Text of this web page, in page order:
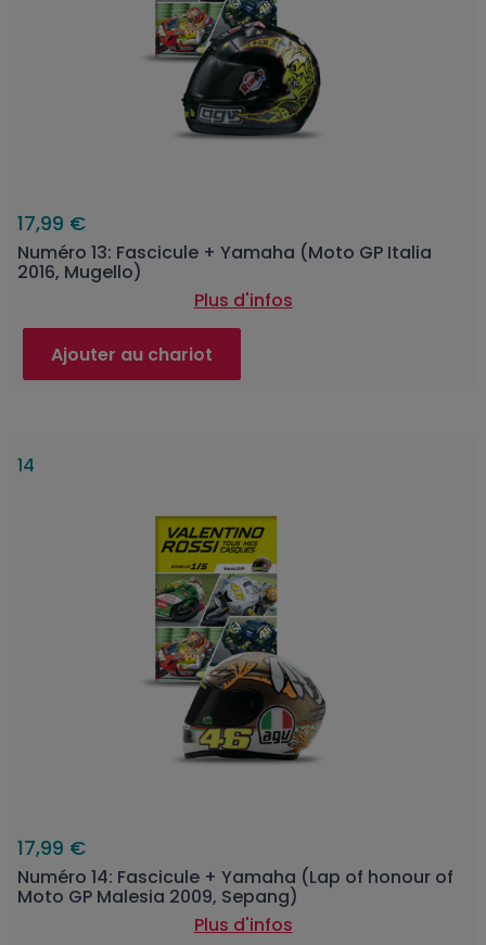
17,99 €
Numéro 13: Fascicule + Yamaha (Moto GP Italia
2016, Mugello)
Plus d'infos
Ajouter au chariot
14
17,99 €
Numéro 14: Fascicule + Yamaha (Lap of honour of
Moto GP Malesia 2009, Sepang)
Plus d'infos